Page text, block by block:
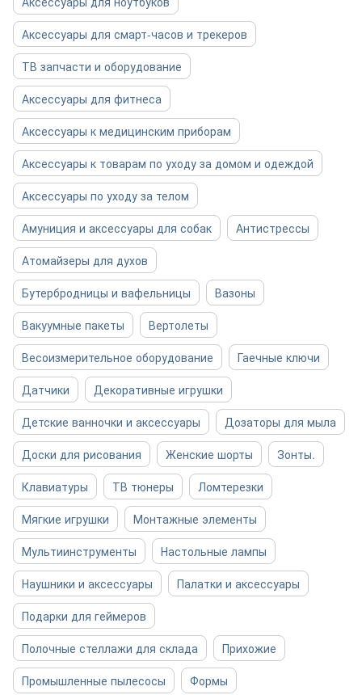
Аксессуары для смарт-часов и трекеров
ТВ запчасти и оборудование
Аксессуары для фитнеса
Аксессуары к медицинским приборам
Аксессуары к товарам по уходу за домом и одеждой
Аксессуары по уходу за телом
Амуниция и аксессуары для собак
Антистрессы
Атомайзеры для духов
Бутербродницы и вафельницы
Вазоны
Вакуумные пакеты
Вертолеты
Весоизмерительное оборудование
Гаечные ключи
Датчики
Декоративные игрушки
Детские ванночки и аксессуары
Дозаторы для мыла
Доски для рисования
Женские шорты
Зонты.
Клавиатуры
ТВ тюнеры
Ломтерезки
Мягкие игрушки
Монтажные элементы
Мультиинструменты
Настольные лампы
Наушники и аксессуары
Палатки и аксессуары
Подарки для геймеров
Полочные стеллажи для склада
Прихожие
Промышленные пылесосы
Формы